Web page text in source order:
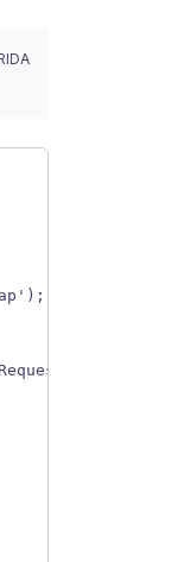
/ CRON task